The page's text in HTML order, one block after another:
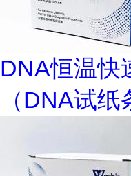
DNA恒温快
（DNA试纸